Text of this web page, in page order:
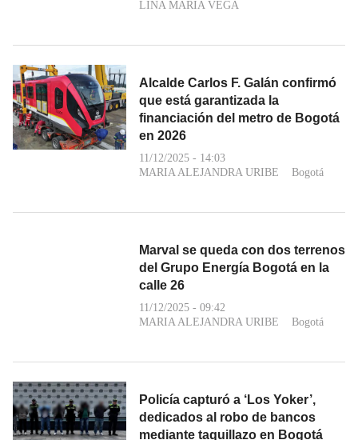
LINA MARÍA VEGA
Alcalde Carlos F. Galán confirmó
que está garantizada la
financiación del metro de Bogotá
en 2026
11/12/2025 - 14:03
MARIA ALEJANDRA URIBE
Bogotá
Marval se queda con dos terrenos
del Grupo Energía Bogotá en la
calle 26
11/12/2025 - 09:42
MARIA ALEJANDRA URIBE
Bogotá
Policía capturó a ‘Los Yoker’,
dedicados al robo de bancos
mediante taquillazo en Bogotá